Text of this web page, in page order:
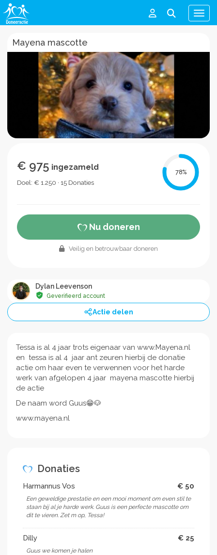
Menu
Mayena mascotte
€ 975 ingezameld
Doel: € 1.250 · 15 Donaties
78%
Nu doneren
Veilig en betrouwbaar doneren
Dylan Leevenson
Geverifieerd account
Actie delen
Tessa is al 4 jaar trots eigenaar van www.Mayena.nl
en tessa is al 4 jaar ant zeuren hierbij de donatie
actie om haar even te verwennen voor het harde
werk van afgelopen 4 jaar mayena mascotte hierbij
de actie
De naam word Guus😁🐶
www.mayena.nl
Donaties
Harmannus Vos € 50
Een geweldige prestatie en een mooi moment om even stil te
staan bij al je harde werk. Guus is een perfecte mascotte om
dit te vieren. Zet m op, Tessa!
Dilly € 25
Guus we komen je halen